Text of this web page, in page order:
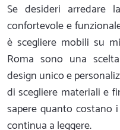
Se desideri arredare
confortevole e
è scegliere mobili su
Roma sono una
design unico e
di scegliere materiali e
sapere quanto costano
continua a leggere.